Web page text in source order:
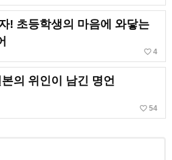
! 초등학생의 마음에 와닿는
favorite_border 4
의 위인이 남긴 명언
favorite_border 54